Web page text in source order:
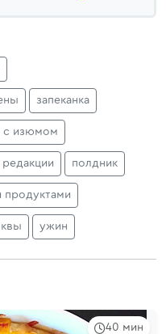
запеканка
с изюмом
редакции полдник
ужин
40 мин